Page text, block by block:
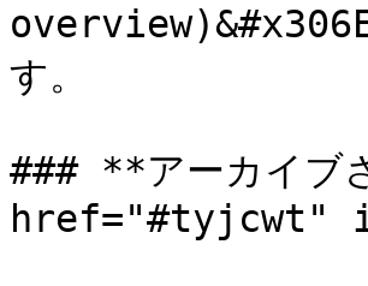
す。
### **アーカイブ
href="#tyjcwt"